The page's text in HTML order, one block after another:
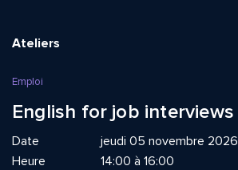
Ateliers
Emploi
English for job interviews
Date
jeudi 05 novembre 2026
Heure
14:00 à 16:00